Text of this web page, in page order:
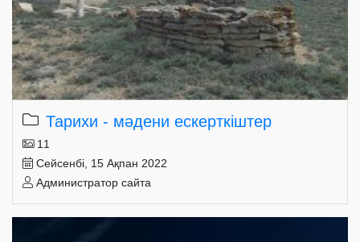
Тарихи - мәдени ескерткіштер
11
Сейсенбі, 15 Ақпан 2022
Администратор сайта